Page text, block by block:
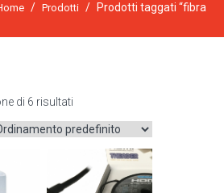
ONLINE
/ Prodotti /
Prodotti taggati “fibra
di 6 risultati